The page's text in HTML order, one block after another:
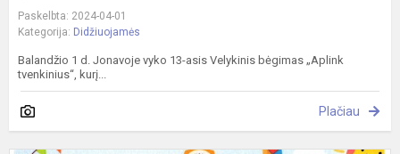
Paskelbta: 2024-04-01
Kategorija: Didžiuojamės
Balandžio 1 d. Jonavoje vyko 13-asis Velykinis bėgimas „Aplink
tvenkinius“, kurį...
Plačiau